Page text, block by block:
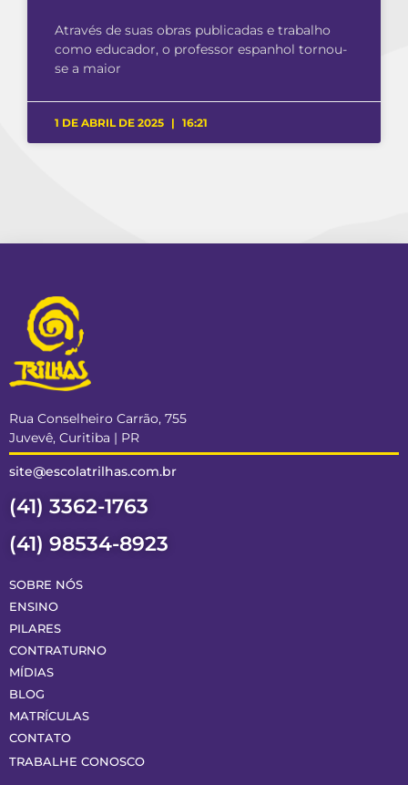
Através de suas obras publicadas e trabalho
como educador, o professor espanhol tornou-
se a maior
1 DE ABRIL DE 2025 16:21
Rua Conselheiro Carrão, 755
Juvevê, Curitiba | PR
site@escolatrilhas.com.br
(41) 3362-1763
(41) 98534-8923
SOBRE NÓS
ENSINO
PILARES
CONTRATURNO
MÍDIAS
BLOG
MATRÍCULAS
CONTATO
TRABALHE CONOSCO